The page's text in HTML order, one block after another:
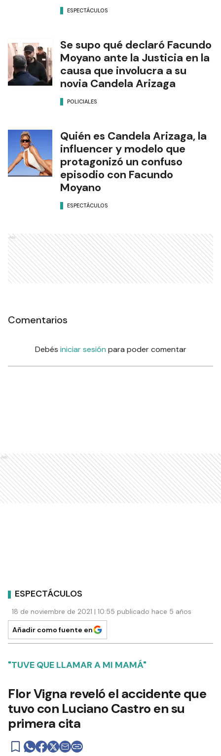
ESPECTÁCULOS
Se supo qué declaró Facundo
Moyano ante la Justicia en la
causa que involucra a su
novia Candela Arizaga
POLICIALES
Quién es Candela Arizaga, la
influencer y modelo que
protagonizó un confuso
episodio con Facundo
Moyano
ESPECTÁCULOS
Ads
Comentarios
Debés iniciar sesión para poder comentar
Ads
ESPECTÁCULOS
18 de noviembre de 2021 | 10:55 publicado hace 5 años
Añadir como fuente en
"TUVE QUE LLAMAR A MI MAMÁ"
Flor Vigna reveló el accidente que
tuvo con Luciano Castro en su
primera cita